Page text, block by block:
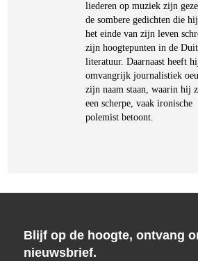
liederen op muziek zijn
de sombere gedichten die
het einde van zijn leven
zijn hoogtepunten in de
literatuur. Daarnaast heeft
omvangrijk journalistiek
zijn naam staan, waarin hij
een scherpe, vaak ironische
polemist betoont.
Blijf op de hoogte, ontvang
nieuwsbrief.